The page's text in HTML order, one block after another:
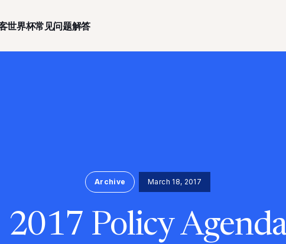
世界杯常见问题解答
Archive March 18, 2017
2017 Policy